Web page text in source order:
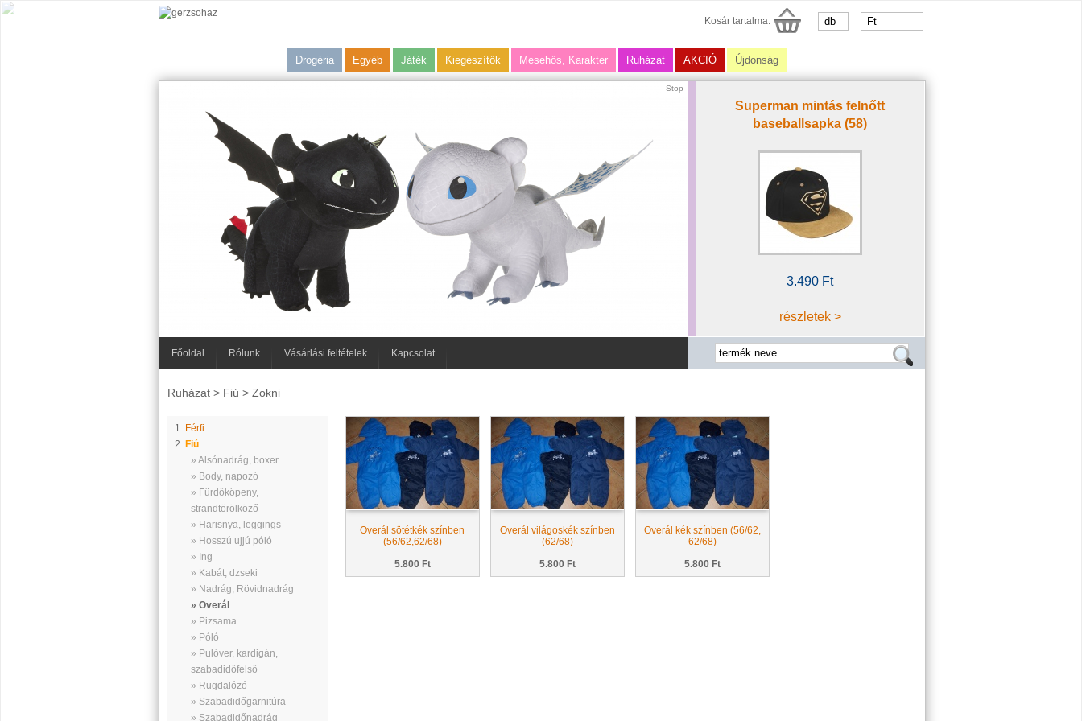
Kosár tartalma:
Drogéria Egyéb Játék Kiegészítők Mesehős, Karakter Ruházat AKCIÓ Újdonság
Stop
Superman mintás felnőtt
baseballsapka (58)
3.490 Ft
részletek >
Főoldal Rólunk Vásárlási feltételek Kapcsolat
Ruházat> Fiú > Zokni
1. Férfi
2. Fiú
» Alsónadrág, boxer
» Body, napozó
» Fürdőköpeny,
strandtörölköző
» Harisnya, leggings
» Hosszú ujjú póló
» Ing
» Kabát, dzseki
» Nadrág, Rövidnadrág
» Overál
» Pizsama
» Póló
» Pulóver, kardigán,
szabadidőfelső
» Rugdalózó
» Szabadidőgarnitúra
» Szabadidőnadrág
Overál sötétkék színben
(56/62,62/68)
5.800 Ft
Overál világoskék színben
(62/68)
5.800 Ft
Overál kék színben (56/62,
62/68)
5.800 Ft